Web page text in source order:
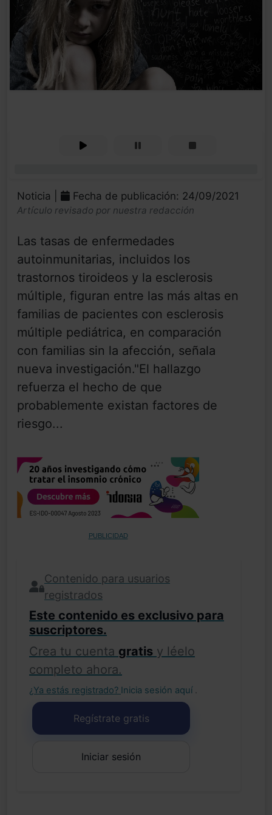
Noticia | Fecha de publicación: 24/09/2021
Artículo revisado por nuestra redacción
Las tasas de enfermedades
autoinmunitarias, incluidos los
trastornos tiroideos y la esclerosis
múltiple, figuran entre las más altas en
familias de pacientes con esclerosis
múltiple pediátrica, en comparación
con familias sin la afección, señala
nueva investigación."El hallazgo
refuerza el hecho de que
probablemente existan factores de
riesgo...
PUBLICIDAD
Contenido para usuarios
registrados
Este contenido es exclusivo para
suscriptores.
Crea tu cuenta gratis y léelo
completo ahora.
¿Ya estás registrado? Inicia sesión aquí .
Regístrate gratis
Iniciar sesión